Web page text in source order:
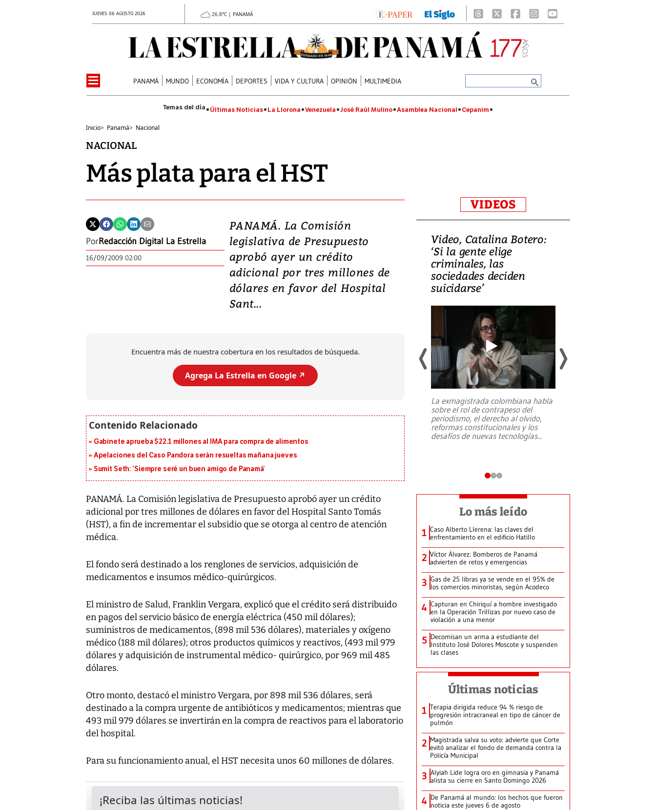
JUEVES 06 AGOSTO 2026 26.8°C | PANAMÁ
PANAMÁ MUNDO ECONOMÍA DEPORTES VIDA Y CULTURA OPINIÓN MULTIMEDIA
Últimas Noticias La Llorona Venezuela José Raúl Mulino Asamblea Nacional Cepanim
Inicio> Panamá> Nacional
NACIONAL
Más plata para el HST
PorRedacción Digital La Estrella
16/09/2009 02:00
PANAMÁ. La Comisión
legislativa de Presupuesto
aprobó ayer un crédito
adicional por tres millones de
dólares en favor del Hospital
Sant...
Encuentra más de nuestra cobertura en los resultados de búsqueda.
Agrega La Estrella en Google ↗️
Gabinete aprueba $22.1 millones al IMA para compra de alimentos
Apelaciones del Caso Pandora serán resueltas mañana jueves
Sumit Seth: ‘Siempre seré un buen amigo de Panamá’
PANAMÁ. La Comisión legislativa de Presupuesto aprobó ayer un crédito
adicional por tres millones de dólares en favor del Hospital Santo Tomás
(HST), a fin de incrementar el subsidio que se otorga al centro de atención
médica.
El fondo será destinado a los renglones de servicios, adquisición de
medicamentos e insumos médico-quirúrgicos.
El ministro de Salud, Franklin Vergara, explicó que el crédito será distribuido
en pagos del servicio básico de energía eléctrica (450 mil dólares);
suministros de medicamentos, (898 mil 536 dólares), materiales y oxígeno
médico (188 mil dólares); otros productos químicos y reactivos, (493 mil 979
dólares y adquisición de instrumental médico- quirúrgico, por 969 mil 485
dólares.
Otro monto, destacó el ministro Vergara, por 898 mil 536 dólares, será
destinado a la compra urgente de antibióticos y medicamentos; mientras que
493 mil 979 dólares se invertirán en la compra de reactivos para el laboratorio
del hospital.
Para su funcionamiento anual, el HST necesita unos 60 millones de dólares.
VIDEOS
Video, Japón: Terremoto
deja heridos y graves
daños en Kumamoto
Un fuerte terremoto de magnitud
7,1 se registró este martes 28 de
Video, Catalina Botero:
‘Si la gente elige
criminales, las
sociedades deciden
suicidarse’
La exmagistrada colombiana habla
sobre el rol de contrapeso del
periodismo, el derecho al olvido,
reformas constitucionales y los
desafíos de nuevas tecnologías...
Lo más leído
1 Caso Alberto Llerena: las claves del
enfrentamiento en el edificio Hatillo
2 Víctor Álvarez: Bomberos de Panamá
advierten de retos y emergencias
3 Gas de 25 libras ya se vende en el 95% de
los comercios minoristas, según Acodeco
4 Capturan en Chiriquí a hombre investigado
en la Operación Trillizas por nuevo caso de
violación a una menor
5 Decomisan un arma a estudiante del
Instituto José Dolores Moscote y suspenden
las clases
Últimas noticias
1 Terapia dirigida reduce 94 % riesgo de
progresión intracraneal en tipo de cáncer de
pulmón
2 Magistrada salva su voto: advierte que Corte
evitó analizar el fondo de demanda contra la
Policía Municipal
3 Alyiah Lide logra oro en gimnasia y Panamá
alista su cierre en Santo Domingo 2026
4 De Panamá al mundo: los hechos que fueron
noticia este jueves 6 de agosto